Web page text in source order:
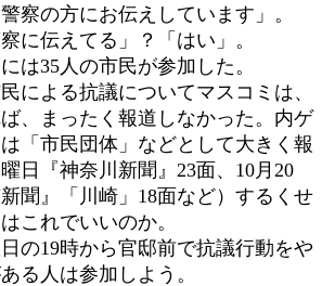
察の方にお伝えしています」。
に伝えてる」？「はい」。
は35人の市民が参加した。
による抗議についてマスコミは、
、まったく報道しなかった。内ゲ
「市民団体」などとして大きく報
日『神奈川新聞』23面、10月20
聞』「川崎」18面など）するくせ
これでいいのか。
の19時から官邸前で抗議行動をや
る人は参加しよう。